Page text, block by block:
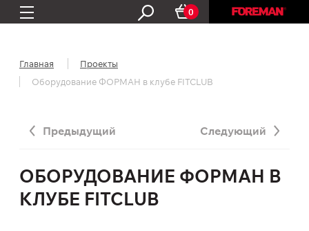
0
Главная
Проекты
Оборудование ФОРМАН в клубе FITCLUB
Предыдущий Следующий
ОБОРУДОВАНИЕ ФОРМАН В
КЛУБЕ FITCLUB